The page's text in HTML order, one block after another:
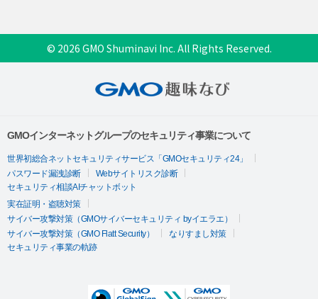
© 2026 GMO Shuminavi Inc. All Rights Reserved.